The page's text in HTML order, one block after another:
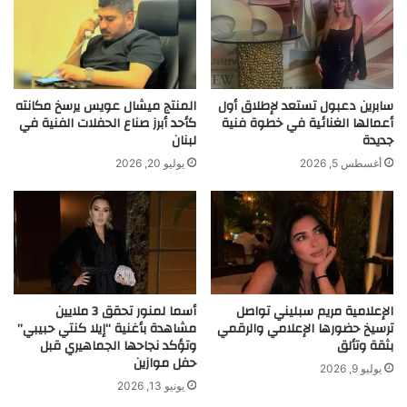
View this post on Instagram
ا
ق
سّ
د
ه
و
س
ن
ا
ئ
ي
ي
"
ل
ن
ي
"
…
ك
م
ن
ب
ع
م
ل
سابرين دعبول تستعد لإطلاق أول
أعمالها الغنائية في خطوة فنية
جديدة
أغسطس 5, 2026
​المنتج ميشال عويس يرسخ مكانته
كأحد أبرز صناع الحفلات الفنية في
لبنان
يوليو 20, 2026
الإعلامية مريم سبليني تواصل
ترسيخ حضورها الإعلامي والرقمي
بثقة وتألق
يوليو 9, 2026
أسما لمنور تحقق 3 ملايين
مشاهدة بأغنية “إيلا كنتي حبيبي”
وتؤكد نجاحها الجماهيري قبل
حفل موازين
يونيو 13, 2026